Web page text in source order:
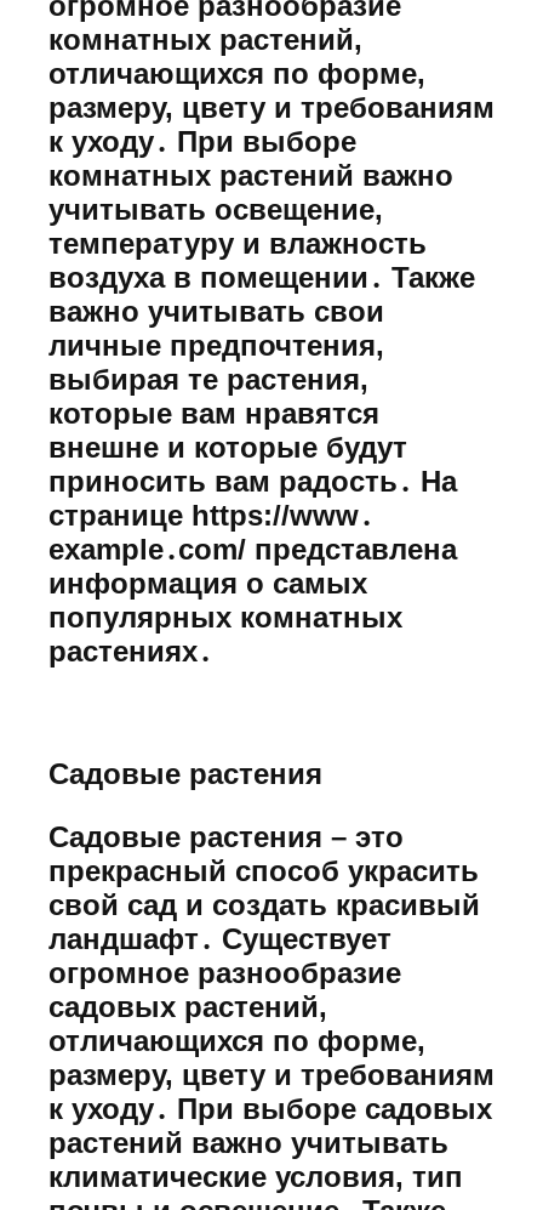
комнатных растений,
отличающихся по форме,
размеру, цвету и требованиям
к уходу․ При выборе
комнатных растений важно
учитывать освещение,
температуру и влажность
воздуха в помещении․ Также
важно учитывать свои
личные предпочтения,
выбирая те растения,
которые вам нравятся
внешне и которые будут
приносить вам радость․ На
странице https://www․
example․com/ представлена
информация о самых
популярных комнатных
растениях․
Садовые растения
Садовые растения – это
прекрасный способ украсить
свой сад и создать красивый
ландшафт․ Существует
огромное разнообразие
садовых растений,
отличающихся по форме,
размеру, цвету и требованиям
к уходу․ При выборе садовых
растений важно учитывать
климатические условия, тип